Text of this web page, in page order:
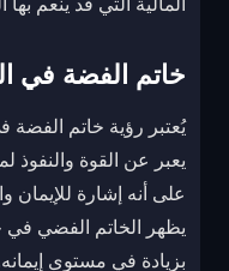
المالية التي قد ينعم بها
خاتم الفضة في
يُعتبر رؤية خاتم الفضة
يعبر عن القوة والنفوذ
على أنه إشارة للإيمان
يظهر الخاتم الفضي في
بزيادة في مستوى